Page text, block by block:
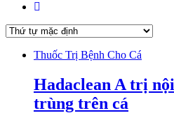
Thuốc Trị Bệnh Cho Cá
Hadaclean A trị
trùng trên cá